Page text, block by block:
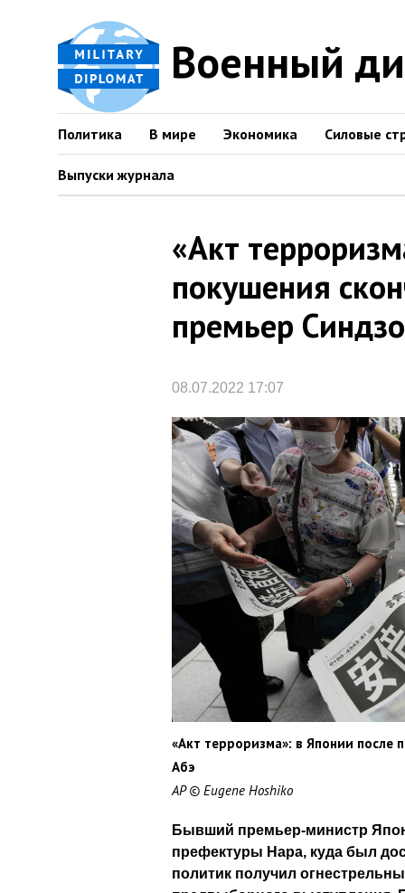
Военный
Политика В мире Экономика Силовые
Выпуски журнала
«Акт
покушения
премьер
08.07.2022 17:07
«Акт терроризма»: в Японии
Абэ
AP © Eugene Hoshiko
Бывший премьер-министр
префектуры Нара, куда был
политик получил